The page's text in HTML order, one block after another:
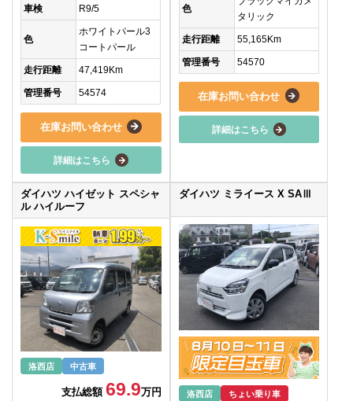
車検 R9/5
色
ホワイトパール3
コートパール
走行距離 47,419Km
管理番号 54574
在庫お問い合わせ
詳細はこちら
色
タリック
走行距離 55,165Km
管理番号 54570
在庫お問い合わせ
詳細はこちら
ダイハツ ハイゼット スペシャ
ル ハイルーフ
洛西店 中古車
支払総額 69.9万円
ダイハツ ミライース X SAⅢ
洛西店 ちょい乗り車